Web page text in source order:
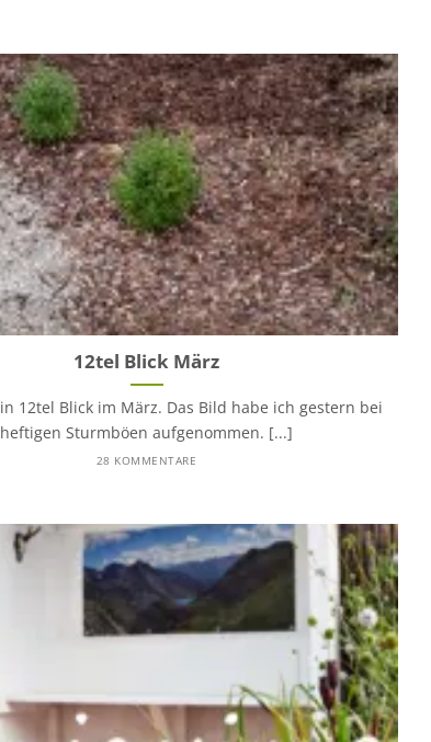
12tel Blick März
12tel Blick im März. Das Bild habe ich gestern bei
heftigen Sturmböen aufgenommen. [...]
28 KOMMENTARE